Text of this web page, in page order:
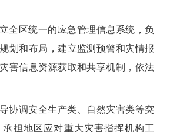
全区统一的应急管理信息系统，负
划和布局，建立监测预警和灾情报
害信息资源获取和共享机制，依法
协调安全生产类、自然灾害类等突
担地区应对重大灾害指挥机构工